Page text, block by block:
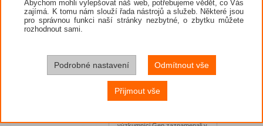
26.6.2026
ESET: S příchodem léta
zaplavují Česko falešné mobilní
Chase Home App či Candy
Race Launcher. Hlavním cílem
útočníků bylo v tomto případě
Polsko, následováno Českem a
Slovenskem...
24.6.2026
Abychom mohli vylepšovat náš web, potřebujeme vědět, co Vás
zajímá. K tomu nám slouží řada nástrojů a služeb. Některé jsou
pro správnou funkci naší stránky nezbytné, o zbytku můžete
rozhodnout sami.
Podrobné nastavení Odmítnout vše
Přijmout vše